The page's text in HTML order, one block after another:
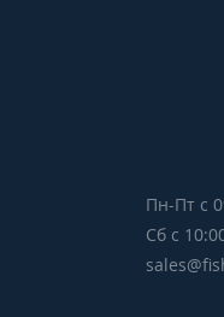
Пн-Пт с
Сб с